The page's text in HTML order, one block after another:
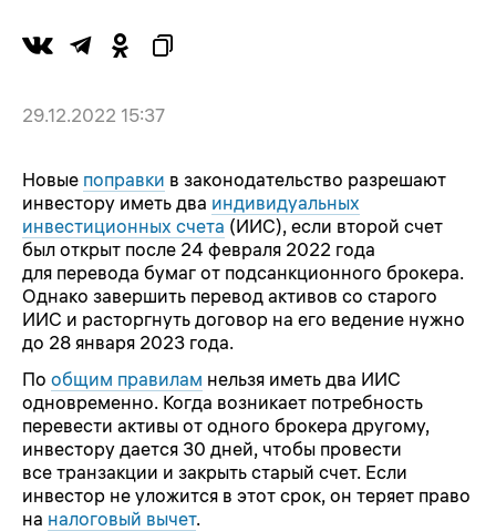
29.12.2022 15:37
Новые поправки в законодательство разрешают
инвестору иметь два индивидуальных
инвестиционных счета (ИИС), если второй счет
был открыт после 24 февраля 2022 года
для перевода бумаг от подсанкционного брокера.
Однако завершить перевод активов со старого
ИИС и расторгнуть договор на его ведение нужно
до 28 января 2023 года.
По общим правилам нельзя иметь два ИИС
одновременно. Когда возникает потребность
перевести активы от одного брокера другому,
инвестору дается 30 дней, чтобы провести
все транзакции и закрыть старый счет. Если
инвестор не уложится в этот срок, он теряет право
на налоговый вычет.